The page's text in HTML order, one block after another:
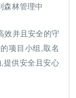
森林管理中
效并且安全的守
项目小组,取名
提供安全且安心